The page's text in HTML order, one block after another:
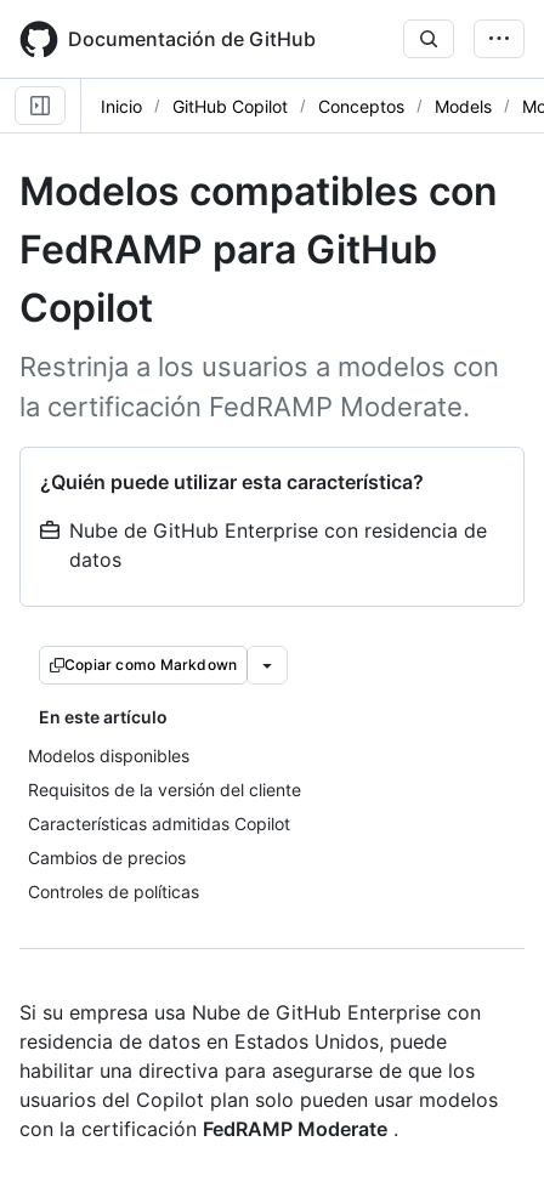
main
content
Documentación de GitHub
Inicio GitHub Copilot Conceptos Models
Modelos compatibles con
FedRAMP para GitHub
Copilot
Restrinja a los usuarios a modelos con
la certificación FedRAMP Moderate.
¿Quién puede utilizar esta característica?
Nube de GitHub Enterprise con residencia de
datos
Copiar como Markdown
En este artículo
Modelos disponibles
Requisitos de la versión del cliente
Características admitidas Copilot
Cambios de precios
Controles de políticas
Si su empresa usa Nube de GitHub Enterprise con
residencia de datos en Estados Unidos, puede
habilitar una directiva para asegurarse de que los
usuarios del Copilot plan solo pueden usar modelos
con la certificación FedRAMP Moderate .